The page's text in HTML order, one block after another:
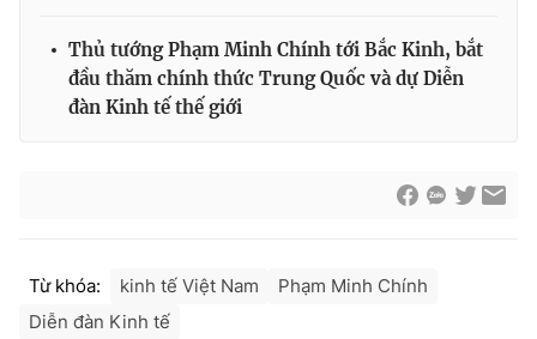
Thủ tướng Phạm Minh Chính tới Bắc Kinh, bắt
đầu thăm chính thức Trung Quốc và dự Diễn
đàn Kinh tế thế giới
Từ khóa: kinh tế Việt Nam
Phạm Minh Chính
Diễn đàn Kinh tế